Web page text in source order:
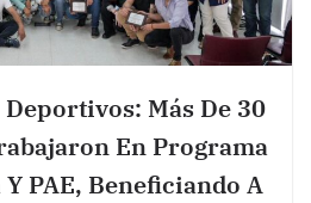
Más De 30
En Programa
PAE, Beneficiando A